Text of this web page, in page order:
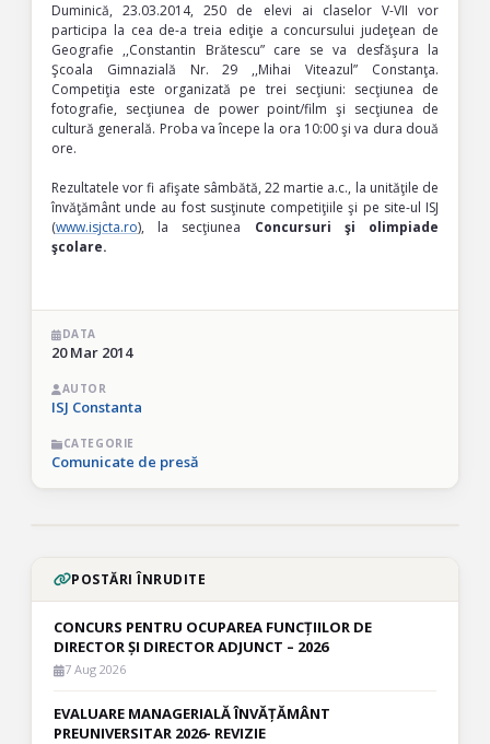
Duminică, 23.03.2014, 250 de elevi ai claselor V-VII vor
participa la cea de-a treia ediţie a concursului judeţean de
Geografie ,,Constantin Brătescu” care se va desfăşura la
Şcoala Gimnazială Nr. 29 ,,Mihai Viteazul” Constanţa.
Competiţia este organizată pe trei secţiuni: secţiunea de
fotografie, secţiunea de power point/film şi secţiunea de
cultură generală. Proba va începe la ora 10:00 şi va dura două
ore.
Rezultatele vor fi afişate sâmbătă, 22 martie a.c., la unităţile de
învăţământ unde au fost susţinute competiţiile şi pe site-ul ISJ
(www.isjcta.ro), la secţiunea Concursuri şi olimpiade
şcolare.
DATA
20 Mar 2014
AUTOR
ISJ Constanta
CATEGORIE
Comunicate de presă
POSTĂRI ÎNRUDITE
CONCURS PENTRU OCUPAREA FUNCȚIILOR DE
DIRECTOR ȘI DIRECTOR ADJUNCT – 2026
7 Aug 2026
EVALUARE MANAGERIALĂ ÎNVĂȚĂMÂNT
PREUNIVERSITAR 2026- REVIZIE